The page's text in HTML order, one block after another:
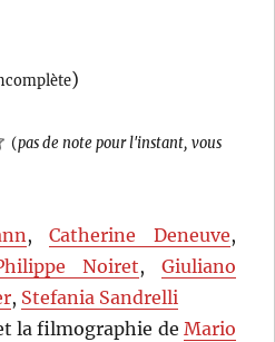
)
(pas de note pour l'instant, vous
,Catherine Deneuve,
Noiret, Giuliano
, Stefania Sandrelli
la filmographie de Mario